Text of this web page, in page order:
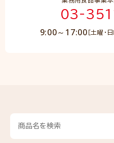
03-
9:00～17:00 ［土曜・